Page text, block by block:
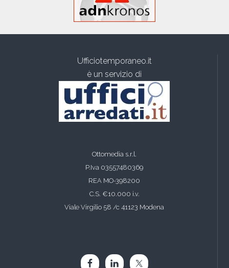
Ufficiotemporaneo.it
è un servizio di
Ottomedia s.r.l.
P.Iva 03557480369
REA MO-398200
C.S. €10.000 i.v.
Viale Virgilio 58 /c 41123 Modena